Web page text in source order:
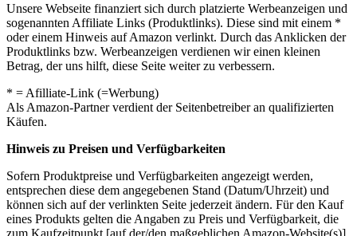
Unsere Webseite finanziert sich durch platzierte Werbeanzeigen und
sogenannten Affiliate Links (Produktlinks). Diese sind mit einem *
oder einem Hinweis auf Amazon verlinkt. Durch das Anklicken der
Produktlinks bzw. Werbeanzeigen verdienen wir einen kleinen
Betrag, der uns hilft, diese Seite weiter zu verbessern.
* = Afilliate-Link (=Werbung)
Als Amazon-Partner verdient der Seitenbetreiber an qualifizierten
Käufen.
Hinweis zu Preisen und Verfügbarkeiten
Sofern Produktpreise und Verfügbarkeiten angezeigt werden,
entsprechen diese dem angegebenen Stand (Datum/Uhrzeit) und
können sich auf der verlinkten Seite jederzeit ändern. Für den Kauf
eines Produkts gelten die Angaben zu Preis und Verfügbarkeit, die
zum Kaufzeitpunkt [auf der/den maßgeblichen Amazon-Website(s)]